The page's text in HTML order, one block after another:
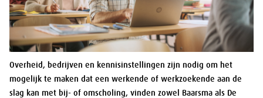
Overheid, bedrijven en kennisinstellingen zijn nodig om het
mogelijk te maken dat een werkende of werkzoekende aan de
slag kan met bij- of omscholing, vinden zowel Baarsma als De